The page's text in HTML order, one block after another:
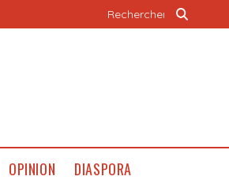
OPINION DIASPORA